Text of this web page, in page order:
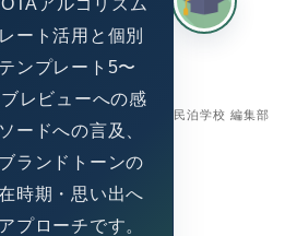
民泊学校 編集部
アルゴリズム
ート活用と個別
ンプレート5〜
レビューへの感
ードへの言及、
ランドトーンの
時期・思い出へ
プローチです。